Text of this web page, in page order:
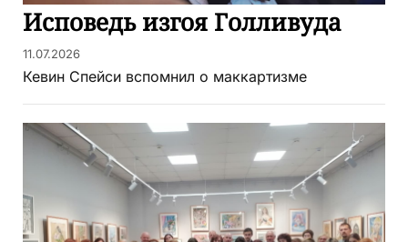
Исповедь изгоя Голливуда
11.07.2026
Кевин Спейси вспомнил о маккартизме